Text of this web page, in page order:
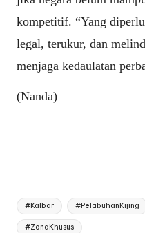
kompetitif. “Yang
legal, terukur, dan
menjaga kedaulatan
(Nanda)
Tags:
#Kalbar #PelabuhanKijing
#ZonaKhusus